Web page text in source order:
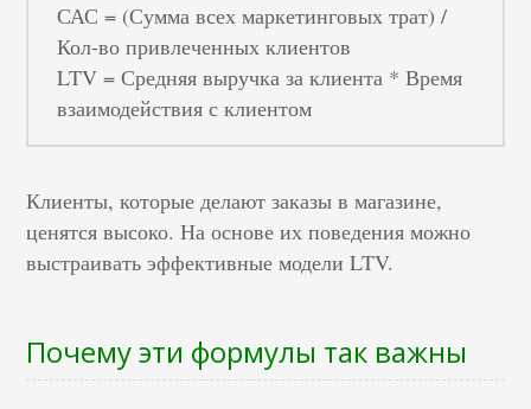
САС = (Сумма всех маркетинговых трат) /
Кол-во привлеченных клиентов
LTV = Средняя выручка за клиента * Время
взаимодействия с клиентом
Клиенты, которые делают заказы в магазине,
ценятся высоко. На основе их поведения можно
выстраивать эффективные модели LTV.
Почему эти формулы так важны